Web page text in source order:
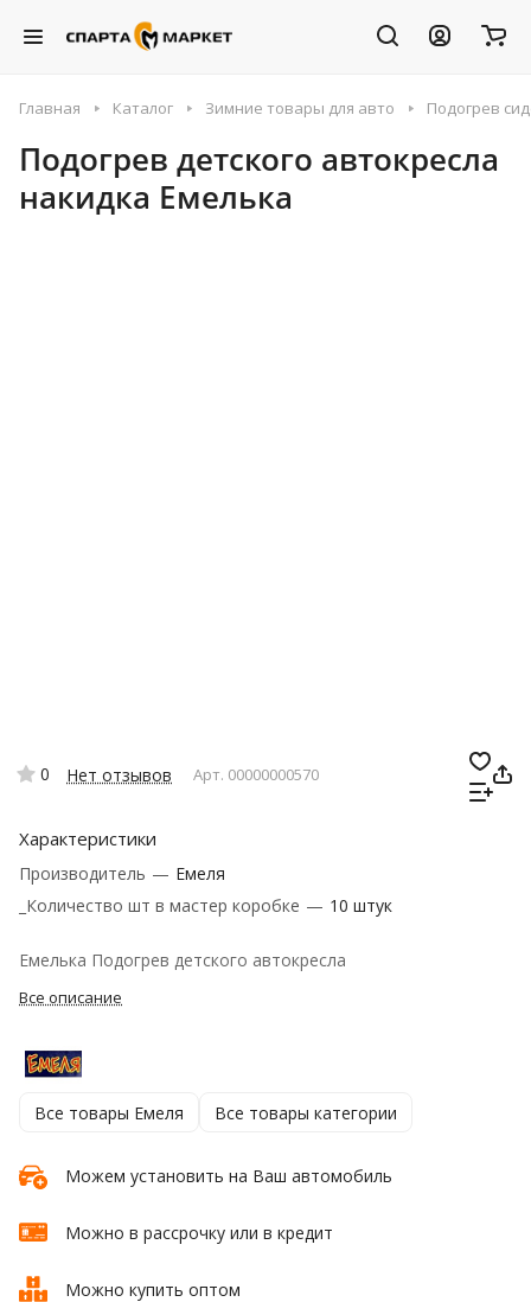
Главная Каталог Зимние товары для авто Подогрев
Подогрев детского автокресла
накидка Емелька
0 Нет отзывов Арт. 00000000570
Характеристики
Производитель — Емеля
_Количество шт в мастер коробке — 10 штук
Емелька Подогрев детского автокресла
Все описание
Все товары Емеля Все товары категории
Можем установить на Ваш автомобиль
Можно в рассрочку или в кредит
Можно купить оптом